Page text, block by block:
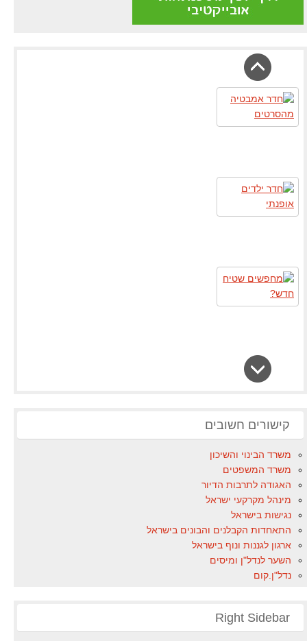
קישורים חשובים
משרד הבינוי והשיכון
משרד המשפטים
האגודה לתרבות הדיור
מינהל מקרקעי ישראל
נגישות בישראל
התאחדות הקבלנים והבונים בישראל
ארגון לגננות ונוף בישראל
השער לנדל"ן ומיסים
נדל"ן.קום
Right Sidebar